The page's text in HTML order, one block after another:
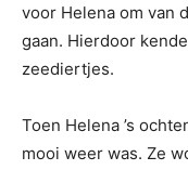
voor Helena om van
gaan. Hierdoor
zeediertjes.
Toen Helena ’s
mooi weer was. Ze